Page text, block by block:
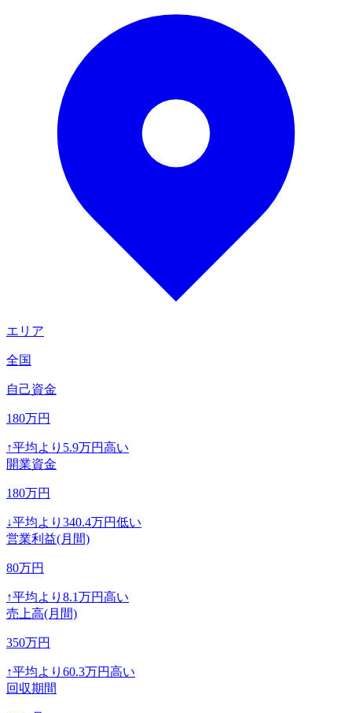
エリア
全国
自己資金
180万円
↑平均より 5.9万円高い
開業資金
180万円
↓平均より 340.4万円低い
営業利益(月間)
80万円
↑平均より 8.1万円高い
売上高(月間)
350万円
↑平均より 60.3万円高い
回収期間